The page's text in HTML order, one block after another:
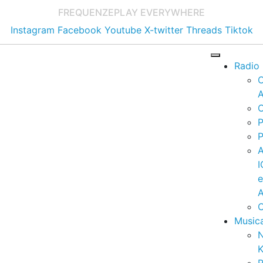
FREQUENZEPLAY EVERYWHERE
Instagram Facebook Youtube X-twitter Threads Tiktok
Radio
e